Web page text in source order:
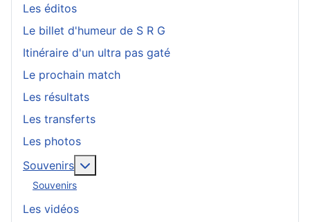
Les éditos
Le billet d'humeur de S R G
Itinéraire d'un ultra pas gaté
Le prochain match
Les résultats
Les transferts
Les photos
Souvenirs
Souvenirs
Les vidéos